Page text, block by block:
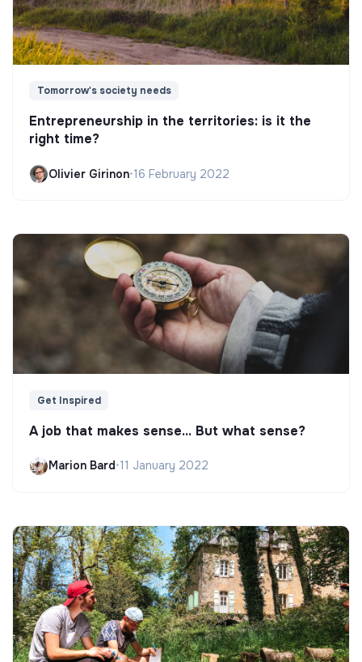
Tomorrow's society needs
Entrepreneurship in the territories: is it the
right time?
Olivier Girinon•16 February 2022
Get Inspired
A job that makes sense... But what sense?
Marion Bard•11 January 2022